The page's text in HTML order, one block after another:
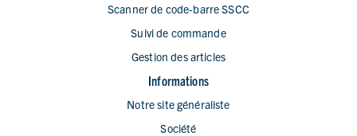
Scanner de code-barre SSCC
Suivi de commande
Gestion des articles
Informations
Notre site généraliste
Société